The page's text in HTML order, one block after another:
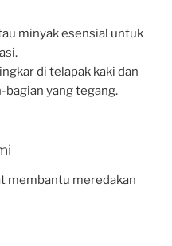
minyak esensial untuk
di telapak kaki dan
yang tegang.
membantu meredakan